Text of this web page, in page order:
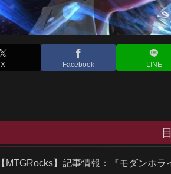
X Facebook LINE
【MTGRocks】記事情報：『モダンホ